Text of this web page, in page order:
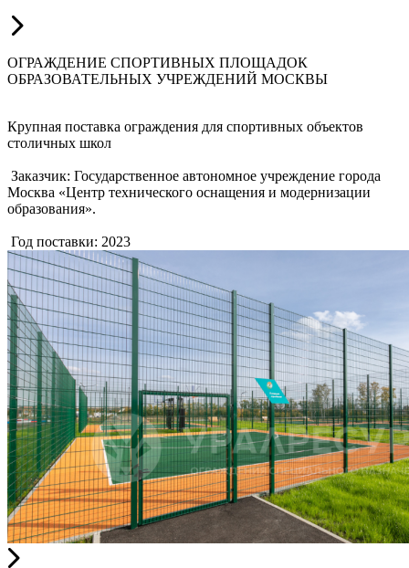
ОГРАЖДЕНИЕ СПОРТИВНЫХ ПЛОЩАДОК
ОБРАЗОВАТЕЛЬНЫХ УЧРЕЖДЕНИЙ МОСКВЫ
Крупная поставка ограждения для спортивных объектов
столичных школ
Заказчик: Государственное автономное учреждение города
Москва «Центр технического оснащения и модернизации
образования».
Год поставки: 2023